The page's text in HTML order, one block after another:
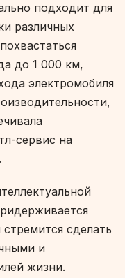
подходит для
различных
до 1 000 км,
электромобиля
сервис на
сделать
и
жизни.